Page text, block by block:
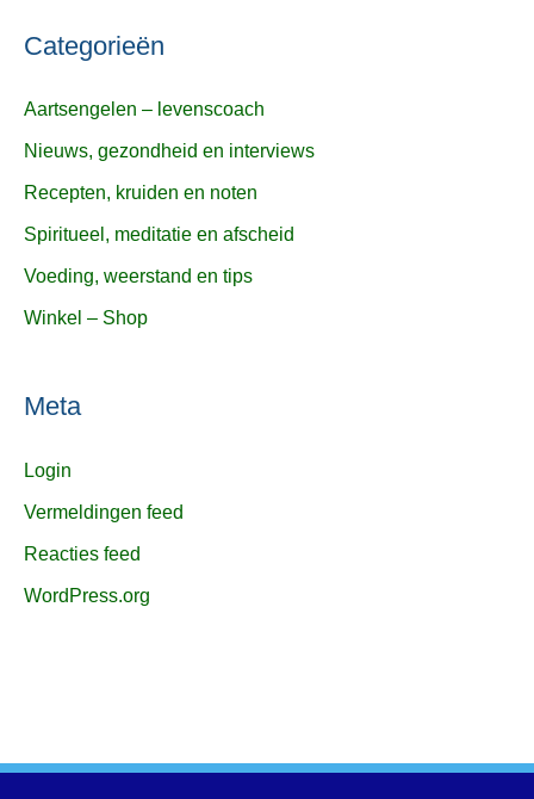
Categorieën
Aartsengelen – levenscoach
Nieuws, gezondheid en interviews
Recepten, kruiden en noten
Spiritueel, meditatie en afscheid
Voeding, weerstand en tips
Winkel – Shop
Meta
Login
Vermeldingen feed
Reacties feed
WordPress.org